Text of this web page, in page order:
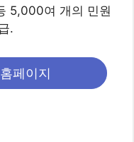
5,000여 개의 민원
.
페이지